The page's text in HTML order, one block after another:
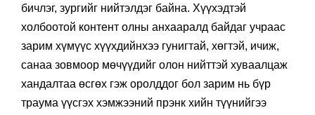
бичлэг, зургийг нийтэлдэг байна. Хүүхэдтэй
холбоотой контент олны анхааралд байдаг учраас
зарим хүмүүс хүүхдийнхээ гунигтай, хөгтэй, ичиж,
санаа зовмоор мөчүүдийг олон нийттэй хуваалцаж
хандалтаа өсгөх гэж оролддог бол зарим нь бүр
траума үүсгэх хэмжээний прэнк хийн түүнийгээ